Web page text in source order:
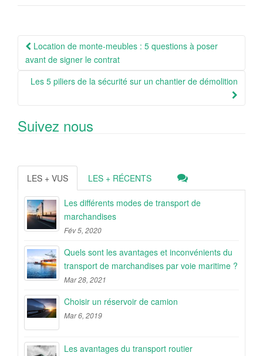
Navigation
Article
Location de monte-meubles : 5 questions à poser
avant de signer le contrat
Les 5 piliers de la sécurité sur un chantier de démolition
Suivez nous
LES + VUS LES + RÉCENTS
Les différents modes de transport de
marchandises
Fév 5, 2020
Quels sont les avantages et inconvénients du
transport de marchandises par voie maritime ?
Mar 28, 2021
Choisir un réservoir de camion
Mar 6, 2019
Les avantages du transport routier